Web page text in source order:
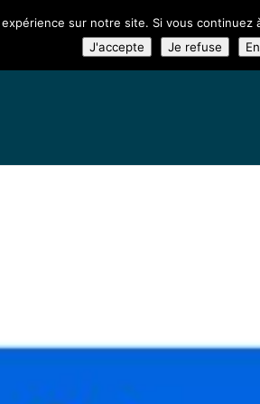
sur notre site. Si vous
J'accepte
Je refuse